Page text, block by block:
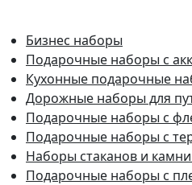
Бизнес наборы
Подарочные наборы с
Кухонные подарочные
Дорожные наборы для
Подарочные наборы с
Подарочные наборы с
Наборы стаканов и камни
Подарочные наборы с